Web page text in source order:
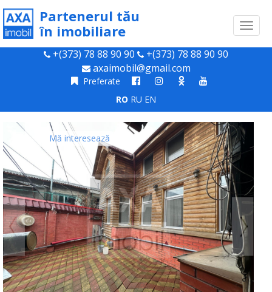
Partenerul tău
în imobiliare
+(373) 78 88 90 90
+(373) 78 88 90 90
axaimobil@gmail.com
Preferate
RO RU EN
Mă interesează